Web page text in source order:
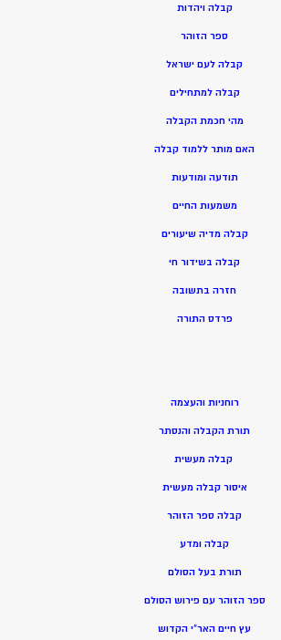
קבלה ויהדות
ספר הזוהר
קבלה לעם ישראל
קבלה למתחילים
מהי חכמת הקבלה
האם מותר ללמוד קבלה
תודעה ומודעות
משמעות החיים
קבלה מדיה שיעורים
קבלה בשידור חי
חזרה בתשובה
פרדס התורה
רוחניות והעצמה
תורת הקבלה והנסתר
קבלה מעשית
איסור קבלה מעשית
קבלה ספר הזוהר
קבלה ומדע
תורת בעל הסולם
ספר הזוהר עם פירוש הסולם
עץ חיים האר”י הקדוש